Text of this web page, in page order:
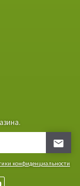
конфиденциальности